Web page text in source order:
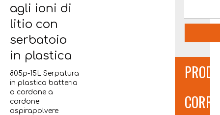
agli ioni di
litio con
serbatoio
in plastica
805p-15L Serpatura
in plastica batteria
a cordone a
cordone
aspirapolvere